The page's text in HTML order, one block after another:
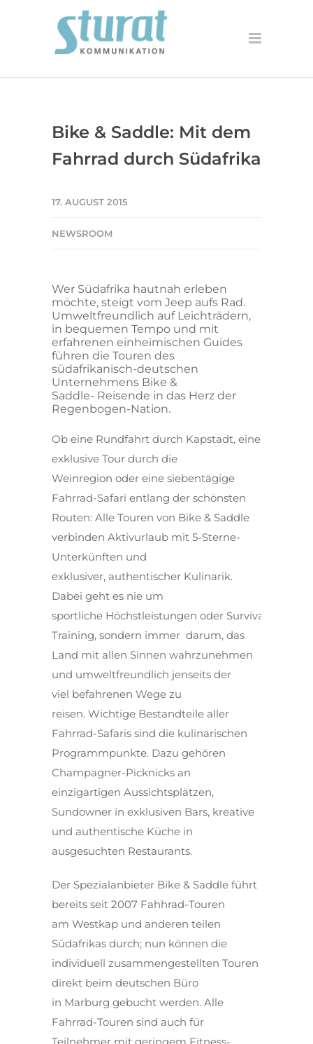
Bike & Saddle: Mit dem
Fahrrad durch Südafrika
17. AUGUST 2015
NEWSROOM
Wer Südafrika hautnah erleben
möchte, steigt vom Jeep aufs Rad.
Umweltfreundlich auf Leichträdern,
in bequemen Tempo und mit
erfahrenen einheimischen Guides
führen die Touren des
südafrikanisch-deutschen
Unternehmens Bike &
Saddle- Reisende in das Herz der
Regenbogen-Nation.
Ob eine Rundfahrt durch Kapstadt, eine
exklusive Tour durch die
Weinregion oder eine siebentägige
Fahrrad-Safari entlang der schönsten
Routen: Alle Touren von Bike & Saddle
verbinden Aktivurlaub mit 5-Sterne-
Unterkünften und
exklusiver, authentischer Kulinarik.
Dabei geht es nie um
sportliche Höchstleistungen oder Survival-
Training, sondern immer darum, das
Land mit allen Sinnen wahrzunehmen
und umweltfreundlich jenseits der
viel befahrenen Wege zu
reisen. Wichtige Bestandteile aller
Fahrrad-Safaris sind die kulinarischen
Programmpunkte. Dazu gehören
Champagner-Picknicks an
einzigartigen Aussichtsplätzen,
Sundowner in exklusiven Bars, kreative
und authentische Küche in
ausgesuchten Restaurants.
Der Spezialanbieter Bike & Saddle führt
bereits seit 2007 Fahhrad-Touren
am Westkap und anderen teilen
Südafrikas durch; nun können die
individuell zusammengestellten Touren
direkt beim deutschen Büro
in Marburg gebucht werden. Alle
Fahrrad-Touren sind auch für